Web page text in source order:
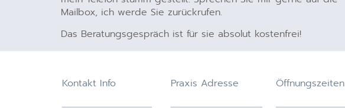
Mailbox, ich werde Sie zurückrufen.
Das Beratungsgespräch ist für sie absolut kostenfrei!
Kontakt Info Praxis Adresse Öffnungszeiten